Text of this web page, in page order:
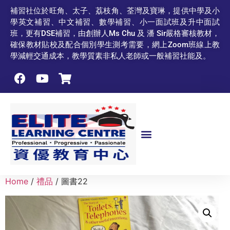
補習社位於旺角、太子、荔枝角、荃灣及寶琳，提供中學及小
學英文補習、中文補習、數學補習、小一面試班及升中面試
班，更有DSE補習，由創辦人Ms Chu 及 潘 Sir嚴格審核教材，
確保教材貼校及配合個別學生測考需要，網上Zoom班線上教
學減輕交通成本，教學質素非私人老師或一般補習社能及。
Home / 禮品 / 圖書22